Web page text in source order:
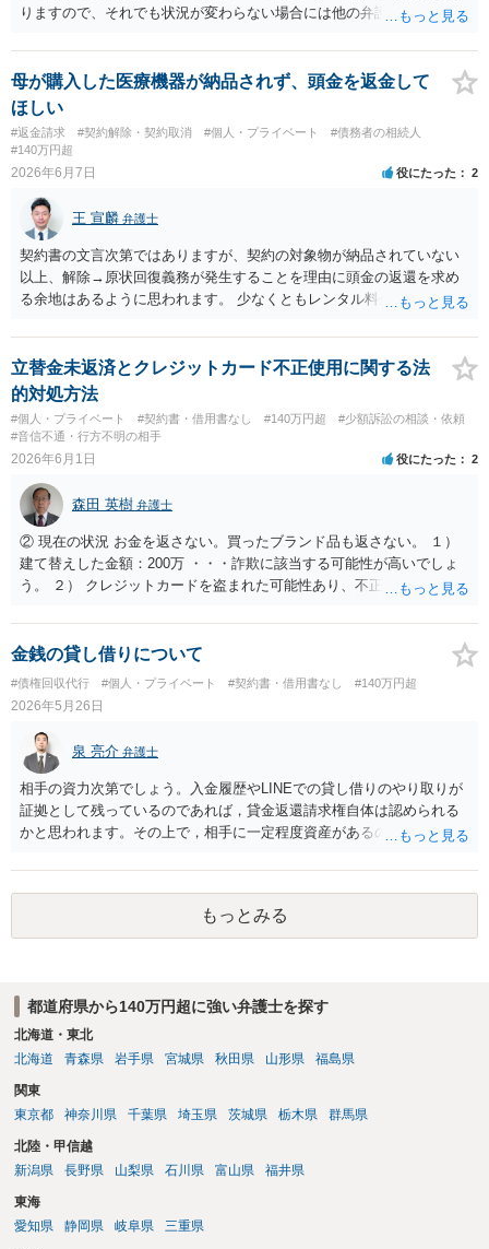
りますので、それでも状況が変わらない場合には他の弁護士を探すと
母が購入した医療機器が納品されず、頭金を返金して
ほしい
#返金請求 #契約解除・契約取消 #個人・プライベート
#債務者の相続人
#140万円超
2026年6月7日 役にたった 2
王 宣麟 弁護士
契約書の文言次第ではありますが、契約の対象物が納品されていない
以上、解除→原状回復義務が発生することを理由に頭金の返還を求め
る余地はあるように思われます。 少なくともレンタル料金分は使用料
のレンタル料等も契約書等に記載がないか、また、納期や頭金の返還
条項等を確認する必要があるかと存じます。 関連する資料一式を持参
して弁護士に相談されることをお勧めします。
立替金未返済とクレジットカード不正使用に関する法
的対処方法
#個人・プライベート #契約書・借用書なし #140万円超
#少額訴訟の相談・依頼
#音信不通・行方不明の相手
2026年6月1日 役にたった 2
森田 英樹 弁護士
② 現在の状況 お金を返さない。買ったブランド品も返さない。 １）
建て替えした金額：200万 ・・・詐欺に該当する可能性が高いでしょ
う。 ２） クレジットカードを盗まれた可能性あり、不正使用された模
被害届を提出する予定。電話連絡済み。 ・・・あなたのカードを使用
されたという場合 あなたもカード会社に対して詐欺の共犯に該当す
る可能性があります。 ③ 相談したいこと 全額返済もしくは処罰
を与えること。 １） 全額返済してほしい ・・・ご質問の内容・経緯
からすると 至難の業でしょう。 ２） 返済できない場合は、横領罪ま
たは窃盗罪として問えるか ・・・どれだけの裏付け証拠があるか次第
です。 3） その他、最適な対処方法はあるか ・・・いずれにせよ 弁
護士に直接相談するか あきらめるか という流れになると思われま
す。
金銭の貸し借りについて
#債権回収代行 #個人・プライベート #契約書・借用書なし #140万円超
2026年5月26日
泉 亮介 弁護士
相手の資力次第でしょう。入金履歴やLINEでの貸し借りのやり取りが
証拠として残っているのであれば，貸金返還請求権自体は認められる
かと思われます。その上で，相手に一定程度資産があるのであれば，
考えられます。
もっとみる
都道府県から140万円超に強い弁護士を探す
北海道・東北
北海道
青森県 岩手県 宮城県 秋田県 山形県 福島県
関東
東京都
神奈川県 千葉県 埼玉県 茨城県 栃木県 群馬県
北陸・甲信越
新潟県
長野県 山梨県 石川県 富山県 福井県
東海
愛知県
静岡県 岐阜県 三重県